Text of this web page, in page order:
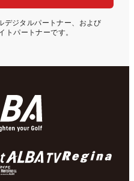
デジタルパートナー、および
トパートナーです。